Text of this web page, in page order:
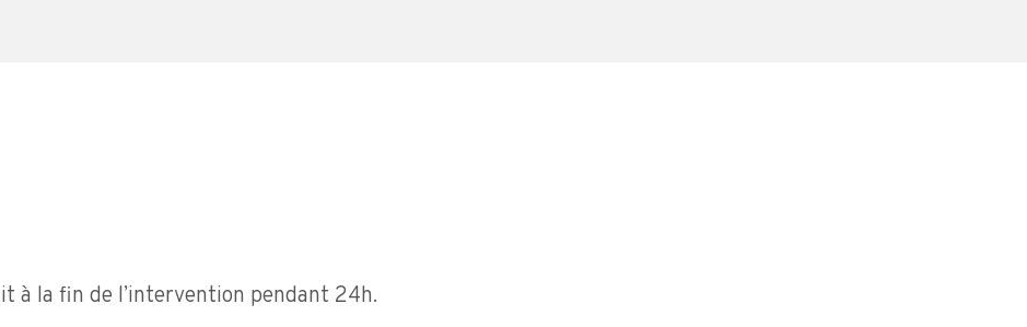
à la fin de l’intervention pendant 24h.